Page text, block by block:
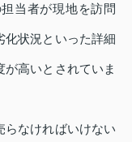
当者が現地を訪問
化状況といった詳細
高いとされていま
らなければいけない